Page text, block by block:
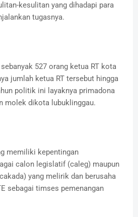
kesulitan yang dihadapi para
tugasnya.
527 orang ketua RT kota
jumlah ketua RT tersebut hingga
politik ini layaknya primadona
molek dikota lubuklinggau.
memiliki kepentingan
calon legislatif (caleg) maupun
yang melirik dan berusaha
sebagai timses pemenangan